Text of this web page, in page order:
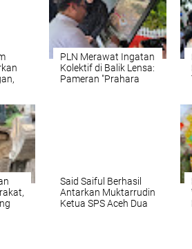
PLN Merawat Ingatan
Kolektif di Balik Lensa:
Pameran "Prahara
Said Saiful Berhasil
Antarkan Muktarrudin
Ketua SPS Aceh Dua